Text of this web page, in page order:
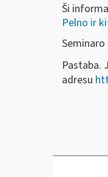
Ši
Pelno ir
Seminaro
Pastaba.
adresu